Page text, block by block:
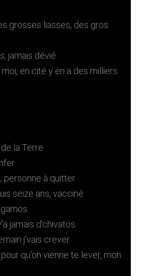
grosses liasses, des gros
jamais dévié
en cité y en a des milliers
la Terre
personne à quitter
seize ans, vacciné
jamais d'chivatos
j'vais crever
qu'on vienne te lever, mon